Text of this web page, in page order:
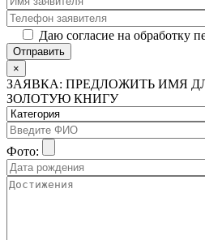
Даю согласие на обработку
×
ЗАЯВКА: ПРЕДЛОЖИТЬ ИМЯ
ЗОЛОТУЮ КНИГУ
Фото: